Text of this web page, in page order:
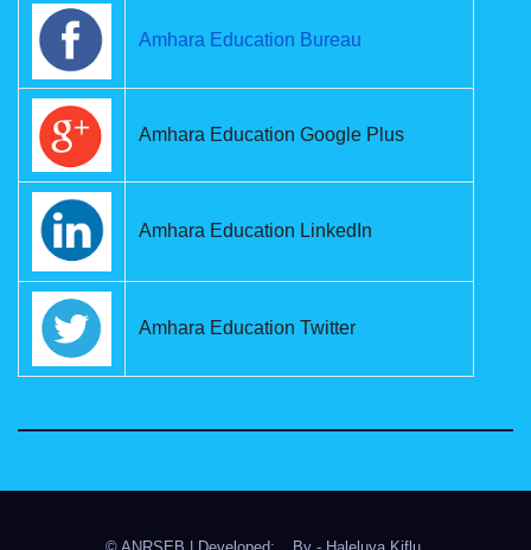
Amhara Education Bureau
Amhara Education Google Plus
Amhara Education LinkedIn
Amhara Education Twitter